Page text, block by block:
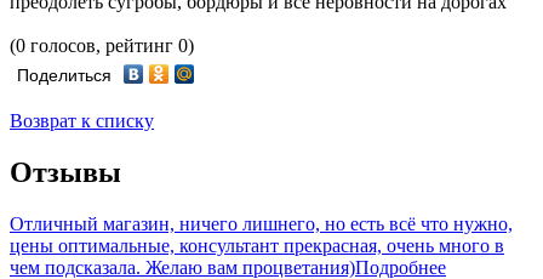
(0 голосов, рейтинг 0)
Поделиться
Возврат к списку
Отзывы
Отличный магазин, ничего лишнего, но есть всё что нужно,
цены оптимальные, консультант прекрасная, очень много в
чем подсказала. Желаю вам процветания)Подробнее